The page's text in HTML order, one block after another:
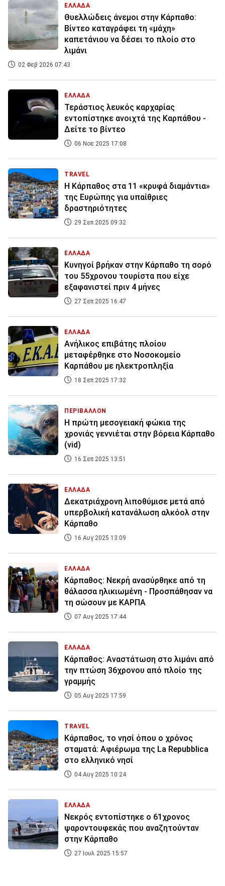
ΕΛΛΑΔΑ
Θυελλώδεις άνεμοι στην Κάρπαθο:
Βίντεο καταγράφει τη «μάχη»
καπετάνιου να δέσει το πλοίο στο
λιμάνι
02 Φεβ 2026 07:43
ΕΛΛΑΔΑ
Τεράστιος λευκός καρχαρίας
εντοπίστηκε ανοιχτά της Καρπάθου -
Δείτε το βίντεο
06 Νοε 2025 17:08
TRAVEL
Η Κάρπαθος στα 11 «κρυφά διαμάντια»
της Ευρώπης για υπαίθριες
δραστηριότητες ​
29 Σεπ 2025 09:32
ΕΛΛΑΔΑ
Κυνηγοί βρήκαν στην Κάρπαθο τη σορό
του 55χρονου τουρίστα που είχε
εξαφανιστεί πριν 4 μήνες
27 Σεπ 2025 16:47
ΕΛΛΑΔΑ
Ανήλικος επιβάτης πλοίου
μεταφέρθηκε στο Νοσοκομείο
Καρπάθου με ηλεκτροπληξία
18 Σεπ 2025 17:32
ΠΕΡΙΒΑΛΛΟΝ
Η πρώτη μεσογειακή φώκια της
χρονιάς γεννιέται στην βόρεια Κάρπαθο
(vid)
16 Σεπ 2025 13:51
ΕΛΛΑΔΑ
Δεκατριάχρονη λιποθύμισε μετά από
υπερβολική κατανάλωση αλκόολ στην
Κάρπαθο
16 Αυγ 2025 13:09
ΕΛΛΑΔΑ
Κάρπαθος: Νεκρή ανασύρθηκε από τη
θάλασσα ηλικιωμένη - Προσπάθησαν να
τη σώσουν με ΚΑΡΠΑ
07 Αυγ 2025 17:44
ΕΛΛΑΔΑ
Κάρπαθος: Αναστάτωση στο λιμάνι από
την πτώση 36χρονου από πλοίο της
γραμμής
05 Αυγ 2025 17:59
TRAVEL
Κάρπαθος, το νησί όπου ο χρόνος
σταματά: Αφιέρωμα της La Repubblica
στο ελληνικό νησί
04 Αυγ 2025 10:24
ΕΛΛΑΔΑ
Νεκρός εντοπίστηκε ο 61χρονος
ψαροντουφεκάς που αναζητούνταν
στην Κάρπαθο
27 Ιουλ 2025 15:57